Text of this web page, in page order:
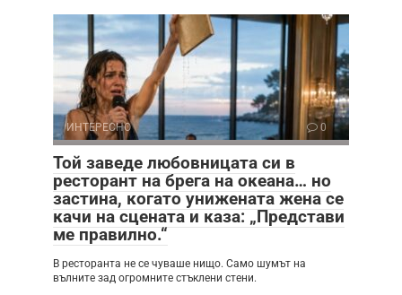
ИНТЕРЕСНО 0
Той заведе любовницата си в
ресторант на брега на океана… но
застина, когато унижената жена се
качи на сцената и каза: „Представи
ме правилно.“
В ресторанта не се чуваше нищо. Само шумът на
вълните зад огромните стъклени стени.